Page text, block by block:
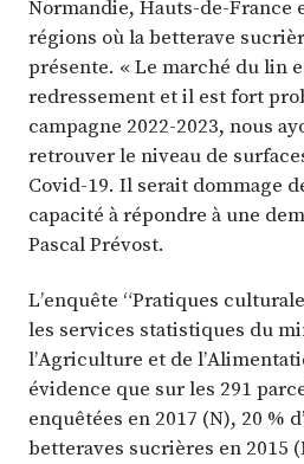
Normandie, Hauts-de-France
régions où la betterave
présente. « Le marché du lin
redressement et il est fort
campagne 2022-2023, nous
retrouver le niveau de
Covid-19. Il serait dommage
capacité à répondre à une
Pascal Prévost.
L’enquête “Pratiques
les services statistiques du
l’Agriculture et de
évidence que sur les 291
enquêtées en 2017 (N), 20 %
betteraves sucrières en 2015